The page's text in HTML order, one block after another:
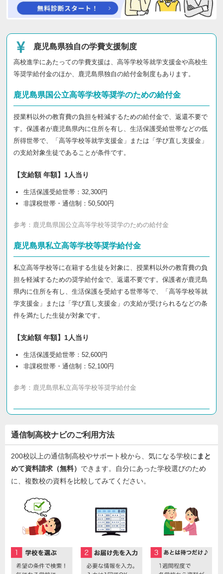
鹿児島県独自の学費支援制度
高校進学にあたっての学費支援は、高等学校等就学支援金や高校生
等奨学給付金のほか、鹿児島県独自の給付金制度もあります。
鹿児島県国公立高等学校等奨学のための給付金
授業料以外の教育費の負担を軽減するための給付金で、返還不要で
す。保護者が鹿児島県内に住所を有し、生活保護受給世帯などの低
所得世帯で、「高等学校等就学支援金」または「学び直し支援金」
の支給対象生徒であることが条件です。
【支給額 年額】1人当り
生活保護受給世帯：32,300円
非課税世帯・通信制：50,500円
参考： 鹿児島県国公立高等学校等奨学のための給付金
鹿児島県私立高等学校等奨学給付金
私立高等学校等に在籍する生徒を対象に、授業料以外の教育費の負
担を軽減するための奨学給付金で、返還不要です。保護者が鹿児島
県内に住所を有し、生活保護を受給する世帯等で、「高等学校等就
学支援金」または「学び直し支援金」の支給が受けられるなどの条
件を満たした生徒が対象です。
【支給額 年額】1人当り
生活保護受給世帯：52,600円
非課税世帯・通信制：52,100円
参考： 鹿児島県私立高等学校等奨学給付金
通信制高校ナビのご利用方法
200校以上の通信制高校やサポート校から、気になる学校に まと
めて資料請求（無料） できます。自分にあった学校選びのため
に、複数校の資料を比較してみてください。